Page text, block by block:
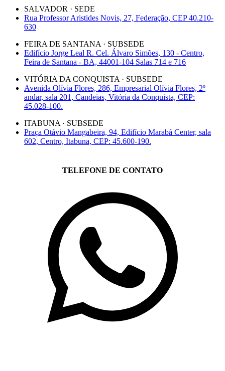
SALVADOR · SEDE
Rua Professor Aristides Novis, 27, Federação, CEP 40.210-
630
FEIRA DE SANTANA · SUBSEDE
Edifício Jorge Leal R. Cel. Álvaro Simões, 130 - Centro,
Feira de Santana - BA, 44001-104 Salas 714 e 716
VITÓRIA DA CONQUISTA · SUBSEDE
Avenida Olívia Flores, 286, Empresarial Olívia Flores, 2º
andar, sala 201, Candeias, Vitória da Conquista, CEP:
45.028-100.
ITABUNA · SUBSEDE
Praça Otávio Mangabeira, 94, Edifício Marabá Center, sala
602, Centro, Itabuna, CEP: 45.600-190.
TELEFONE DE CONTATO